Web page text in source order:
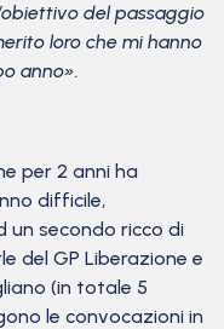
del passaggio
loro che mi hanno
anno».
per 2 anni ha
difficile,
secondo ricco di
del GP Liberazione e
(in totale 5
le convocazioni in